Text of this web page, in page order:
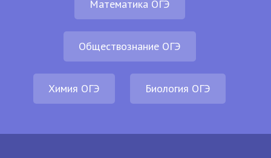
Математика ОГЭ
Обществознание ОГЭ
Химия ОГЭ Биология ОГЭ